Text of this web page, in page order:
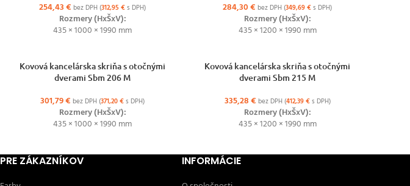
254,43€ bez DPH (312,95 €s DPH)
Rozmery (HxŠxV):
435 × 1000 × 1990 mm
284,30€ bez DPH (349,69€s DPH)
Rozmery (HxŠxV):
435 × 1200 × 1990 mm
VÝBER MOŽNOSTÍ
Kovová kancelárska skriňa s otočnými
dverami Sbm 206 M
301,79€ bez DPH (371,20€s DPH)
Rozmery (HxŠxV):
435 × 1000 × 1990 mm
VÝBER MOŽNOSTÍ
Kovová kancelárska skriňa s otočnými
dverami Sbm 215 M
335,28€ bez DPH (412,39€s DPH)
Rozmery (HxŠxV):
435 × 1200 × 1990 mm
PRE ZÁKAZNÍKOV
INFORMÁCIE